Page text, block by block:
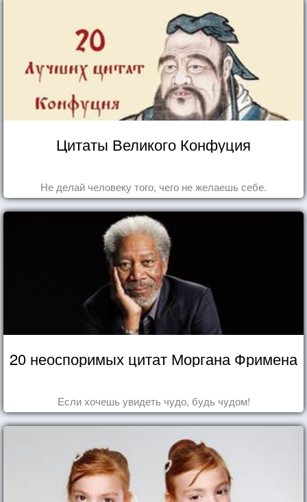
Цитаты Великого Конфуция
Не делай человеку того, чего не желаешь себе.
20 неоспоримых цитат Моргана Фримена
Если хочешь увидеть чудо, будь чудом!